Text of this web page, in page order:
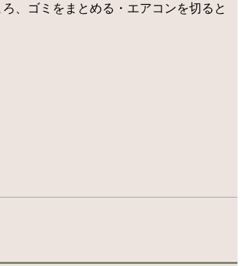
、ゴミをまとめる・エアコンを切ると